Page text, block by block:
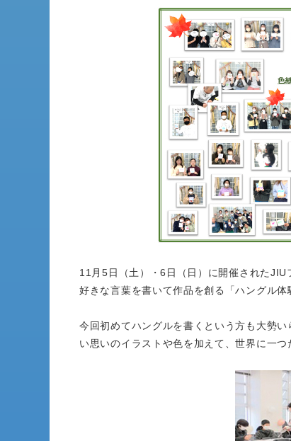
11月5日（土）・6日（日）に開催された
好きな言葉を書いて作品を創る「ハングル
今回初めてハングルを書くという方も大勢
い思いのイラストや色を加えて、世界に一つ